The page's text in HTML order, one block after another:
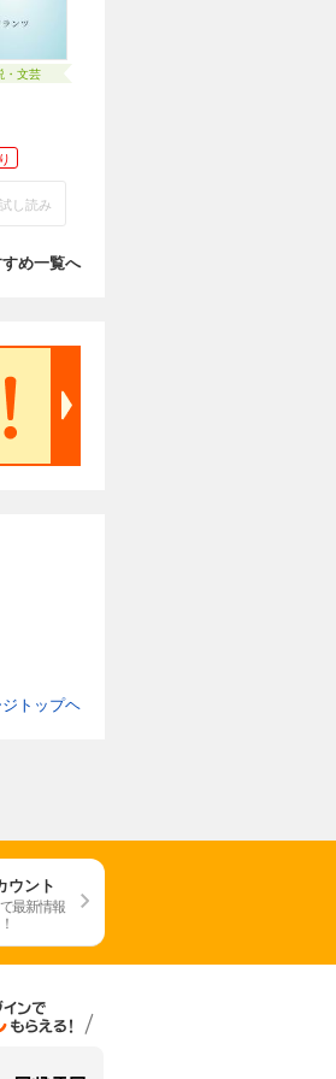
・文芸
試し読み
め一覧へ
トップヘ
ウント
最新情報